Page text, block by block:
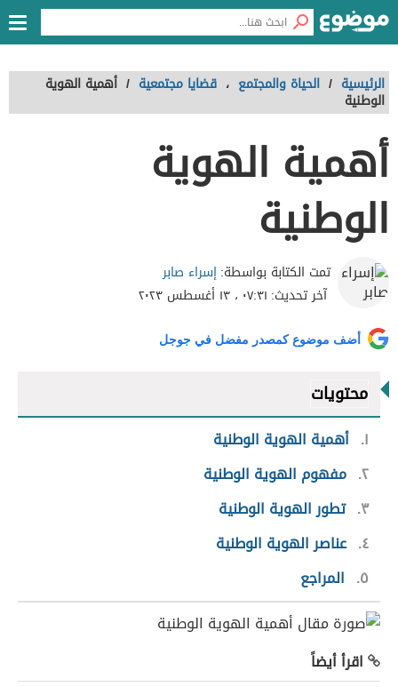
الرئيسية / الحياة والمجتمع ، قضايا مجتمعية / أهمية الهوية
الوطنية
أهمية الهوية
الوطنية
تمت الكتابة بواسطة:إسراء صابر
آخر تحديث: ٠٧:٣١ ، ١٣ أغسطس ٢٠٢٣
أضف موضوع كمصدر مفضل في جوجل
محتويات
١ أهمية الهوية الوطنية
٢ مفهوم الهوية الوطنية
٣ تطور الهوية الوطنية
٤ عناصر الهوية الوطنية
٥
المراجع
اقرأ أيضاً